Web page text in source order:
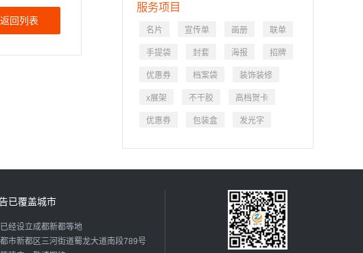
返回列表
服务项目
名片 宣传单 画册 联单
手提袋 封套 海报 招牌
优惠券 档案袋 装饰装修
x展架 不干胶 高档贺卡
优惠券 包装盒 发光字
已覆盖城市
经设立成都新都等地
市新都区三河街道蜀龙大道南段789号